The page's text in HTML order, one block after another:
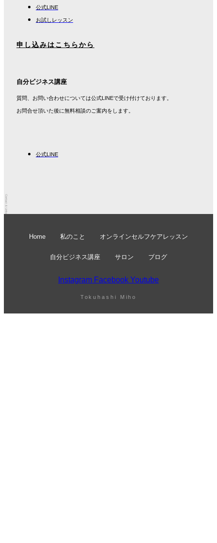
公式LINE
お試しレッスン
申し込みはこちらから
自分ビジネス講座
質問、お問い合わせについては公式LINEで受け付けております。
お問合せ頂いた後に無料相談のご案内をします。
公式LINE
Contact & Links
Home 私のこと オンラインセルフケアレッスン
自分ビジネス講座 サロン ブログ
Instagram Facebook Youtube
Tokuhashi Miho